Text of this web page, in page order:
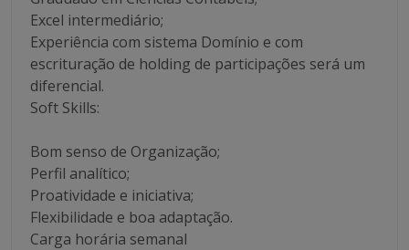
Excel intermediário;
Experiência com sistema Domínio e com
escrituração de holding de participações será um
diferencial.
Soft Skills:
Bom senso de Organização;
Perfil analítico;
Proatividade e iniciativa;
Flexibilidade e boa adaptação.
Carga horária semanal